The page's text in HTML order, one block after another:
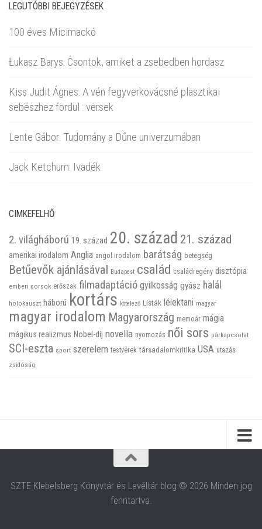
LEGUTÓBBI BEJEGYZÉSEK
100 éves Micimackó
Łukasz Barys: Csontok, amiket a zsebedben hordasz
Kiss Judit Ágnes: A vén fegyverkovácsné plasztikai
sebészhez fordul : versek
Lente Gábor: Tudomány a Dűne univerzumában
Jack Ketchum: Ivadék
CIMKEFELHŐ
2. világháború 19. század 20. század 21. század
amerikai irodalom Anglia angol irodalom barátság betegség
Betűevők ajánlásával Budapest család családregény disztópia
emberi sorsok erőszak filmadaptáció gyilkosság gyász halál
holokauszt háború kortárs kötelező Listák lélektani magyar
magyar irodalom Magyarország memoár mágia
mágikus realizmus Nobel-díj novella nyomozás női sors párkapcsolat
SCI-eszta sport szerelem testvérek társadalomkritika USA utazás
zsidóság
SZTE Klebelsberg Könyvtár és Levéltár blog © 2026 Minden jog
fenntartva.